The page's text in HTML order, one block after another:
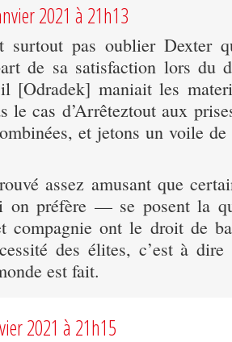
2021 à 21h13
surtout pas oublier Dexter
de sa satisfaction lors du
[Odradek] maniait les
le cas d’Arrêteztout aux
et jetons un voile de
assez amusant que
on préfère — se posent la
compagnie ont le droit de
des élites, c’est à
est fait.
2021 à 21h15